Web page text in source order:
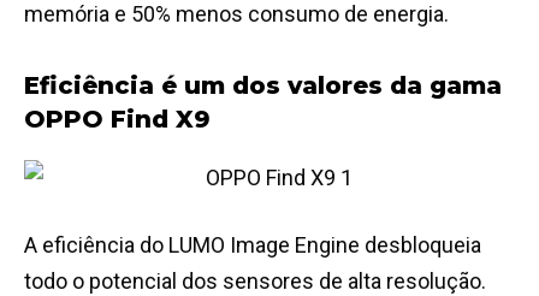
memória e 50% menos consumo de energia.
Eficiência é um dos valores da gama
OPPO Find X9
A eficiência do LUMO Image Engine desbloqueia
todo o potencial dos sensores de alta resolução.